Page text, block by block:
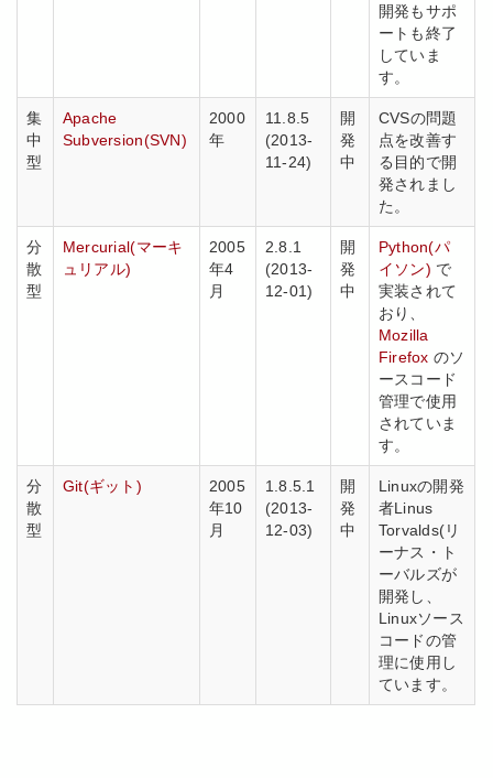
開発もサポ
ートも終了
していま
す。
集
中
型
Apache
Subversion(SVN)
2000
年
11.8.5
(2013-
11-24)
開
発
中
CVSの問題
点を改善す
る目的で開
発されまし
た。
分
散
型
Mercurial(マーキ
ュリアル)
2005
年4
月
2.8.1
(2013-
12-01)
開
発
中
Python(パ
イソン) で
実装されて
おり、
Mozilla
Firefox のソ
ースコード
管理で使用
されていま
す。
分
散
型
Git(ギット)
2005
年10
月
1.8.5.1
(2013-
12-03)
開
発
中
Linuxの開発
者Linus
Torvalds(リ
ーナス・ト
ーバルズが
開発し、
Linuxソース
コードの管
理に使用し
ています。